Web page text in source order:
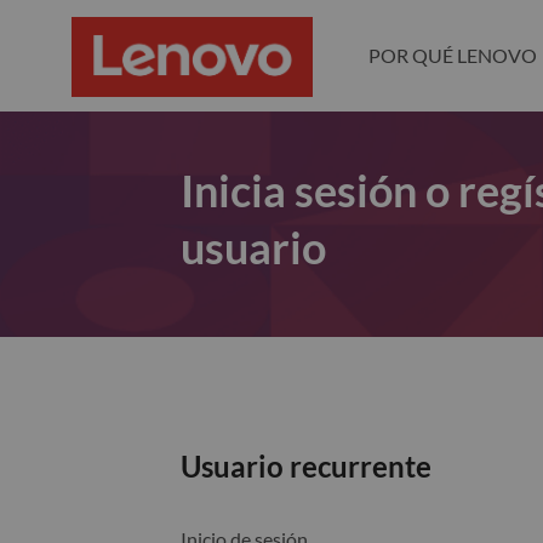
POR QUÉ LENOVO
Inicia sesión o
usuario
Usuario recurrente